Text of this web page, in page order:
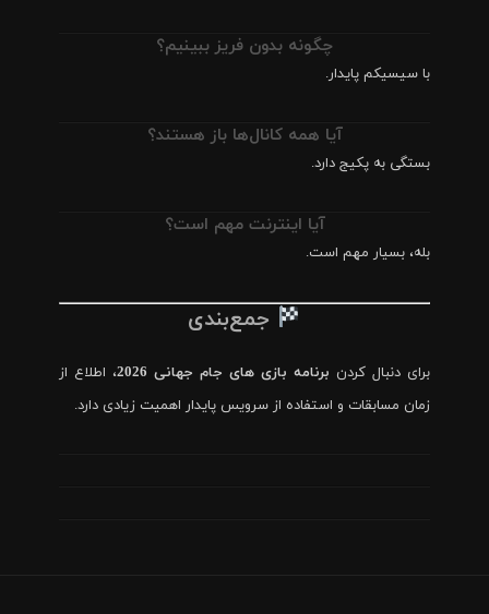
چگونه بدون فریز ببینیم؟
با سیسیکم پایدار.
آیا همه کانال‌ها باز هستند؟
بستگی به پکیج دارد.
آیا اینترنت مهم است؟
بله، بسیار مهم است.
جمع‌بندی
برای دنبال کردن برنامه بازی های جام جهانی 2026
، اطلاع از
زمان مسابقات و استفاده از سرویس پایدار اهمیت زیادی دارد.